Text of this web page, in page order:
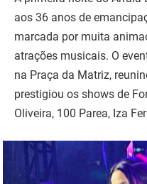
aos 36 anos de
marcada por muita
atrações musicais. O
na Praça da Matriz,
prestigiou os shows de
Oliveira, 100 Parea, Iza